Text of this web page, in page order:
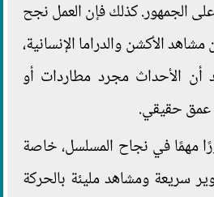
على الجمهور. كذلك فإن العمل نجح
الأكشن والدراما الإنسانية،
أن الأحداث مجرد مطاردات أو
عمق حقيقي.
مهمًا في نجاح المسلسل، خاصة
سريعة ومشاهد مليئة بالحركة